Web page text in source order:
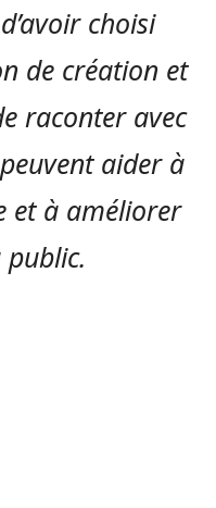
choisi
de création et
raconter avec
aider à
et à améliorer